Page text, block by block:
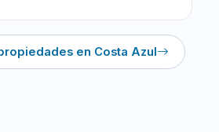
en Costa Azul